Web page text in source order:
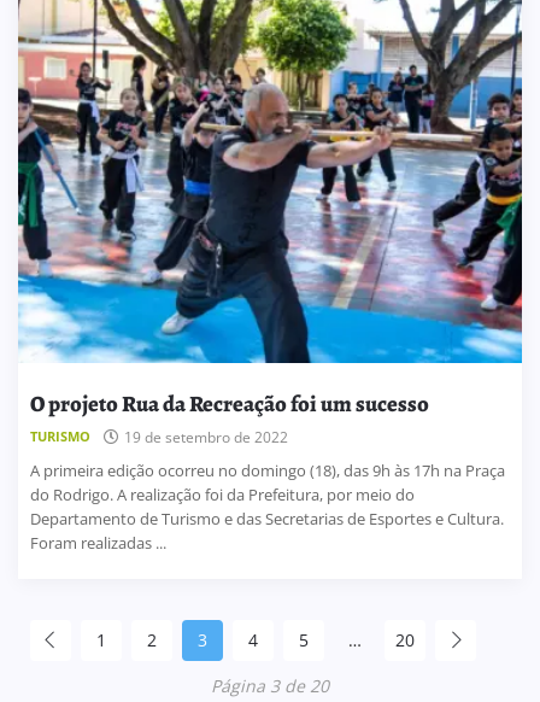
O projeto Rua da Recreação foi um sucesso
TURISMO 19 de setembro de 2022
A primeira edição ocorreu no domingo (18), das 9h às 17h na Praça
do Rodrigo. A realização foi da Prefeitura, por meio do
Departamento de Turismo e das Secretarias de Esportes e Cultura.
Foram realizadas ...
1 2 3 4 5 …
20
Página 3 de 20